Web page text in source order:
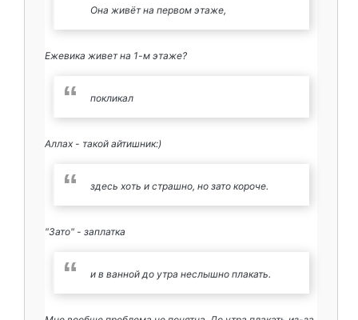
Она живёт на первом этаже,
Ежевика живет на 1-м этаже?
покликал
Аллах - такой айтишник:)
здесь хоть и страшно, но зато короче.
"Зато" - заплатка
и в ванной до утра неслышно плакать.